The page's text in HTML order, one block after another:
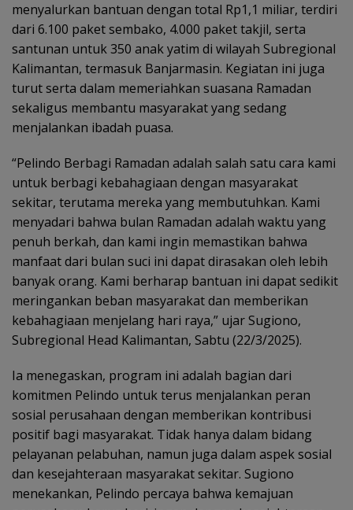
menyalurkan bantuan dengan total Rp1,1 miliar, terdiri
dari 6.100 paket sembako, 4.000 paket takjil, serta
santunan untuk 350 anak yatim di wilayah Subregional
Kalimantan, termasuk Banjarmasin. Kegiatan ini juga
turut serta dalam memeriahkan suasana Ramadan
sekaligus membantu masyarakat yang sedang
menjalankan ibadah puasa.
“Pelindo Berbagi Ramadan adalah salah satu cara kami
untuk berbagi kebahagiaan dengan masyarakat
sekitar, terutama mereka yang membutuhkan. Kami
menyadari bahwa bulan Ramadan adalah waktu yang
penuh berkah, dan kami ingin memastikan bahwa
manfaat dari bulan suci ini dapat dirasakan oleh lebih
banyak orang. Kami berharap bantuan ini dapat sedikit
meringankan beban masyarakat dan memberikan
kebahagiaan menjelang hari raya,” ujar Sugiono,
Subregional Head Kalimantan, Sabtu (22/3/2025).
Ia menegaskan, program ini adalah bagian dari
komitmen Pelindo untuk terus menjalankan peran
sosial perusahaan dengan memberikan kontribusi
positif bagi masyarakat. Tidak hanya dalam bidang
pelayanan pelabuhan, namun juga dalam aspek sosial
dan kesejahteraan masyarakat sekitar. Sugiono
menekankan, Pelindo percaya bahwa kemajuan